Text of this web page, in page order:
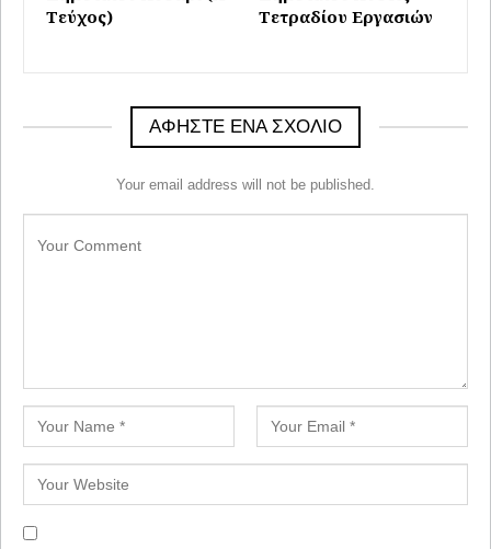
Τεύχος)
Τετραδίου Εργασιών
ΑΦΉΣΤΕ ΈΝΑ ΣΧΌΛΙΟ
Your email address will not be published.